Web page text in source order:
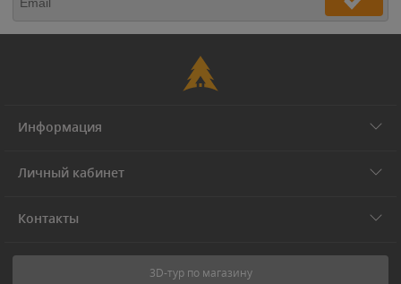
Информация
Личный кабинет
Контакты
3D-тур по магазину